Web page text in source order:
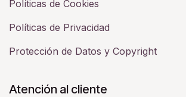
Políticas de Cookies
Políticas de Privacidad
Protección de Datos y Copyright
Atención al cliente